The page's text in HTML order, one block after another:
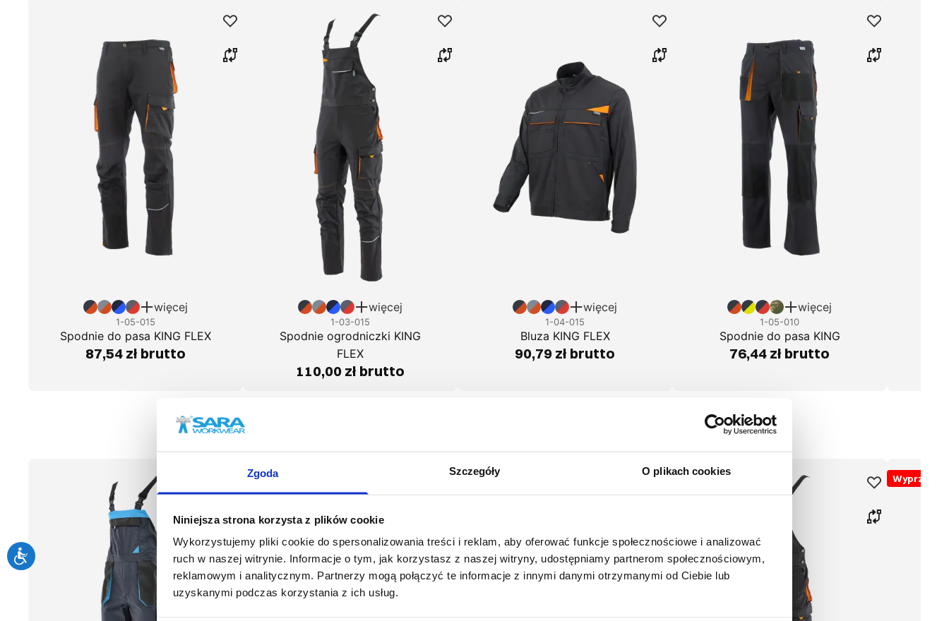
Zgoda Szczegóły O plikach cookies
Niniejsza strona korzysta z plików cookie
Wykorzystujemy pliki cookie do spersonalizowania treści i reklam, aby oferować funkcje społecznościowe i analizować
ruch w naszej witrynie. Informacje o tym, jak korzystasz z naszej witryny, udostępniamy partnerom społecznościowym,
reklamowym i analitycznym. Partnerzy mogą połączyć te informacje z innymi danymi otrzymanymi od Ciebie lub
uzyskanymi podczas korzystania z ich usług.
więcej
1-05-015
Spodnie do pasa KING FLEX
87,54 zł brutto
więcej
1-03-015
Spodnie ogrodniczki KING
FLEX
110,00 zł brutto
więcej
1-04-015
Bluza KING FLEX
90,79 zł brutto
więcej
1-05-010
Spodnie do pasa KING
76,44 zł brutto
Wyprzedaż